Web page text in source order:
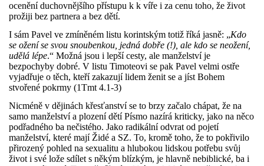
ocenění duchovnějšího přístupu k k víře i za cenu toho, že život
prožiji bez partnera a bez dětí.
I sám Pavel ve zmíněném listu korintským totiž říká jasně: „Kdo
se ožení se svou snoubenkou, jedná dobře (!), ale kdo se neožení,
udělá lépe.“ Možná jsou i lepší cesty, ale manželství je
bezpochyby dobré. V listu Timoteovi se pak Pavel velmi ostře
vyjadřuje o těch, kteří zakazují lidem ženit se a jíst Bohem
stvořené pokrmy (1Tmt 4.1-3)
Nicméně v dějinách křesťanství se to brzy začalo chápat, že na
samo manželství a plození dětí Písmo nazírá kriticky, jako na něco
podřadného ba nečistého. Jako radikální odvrat od pojetí
manželství, které mají Židé a SZ. To, kromě toho, že to pokřivilo
přirozený pohled na sexualitu a hlubokou lidskou potřebu svůj
život i své lože sdílet s někým blízkým, je hlavně nebiblické, ba i